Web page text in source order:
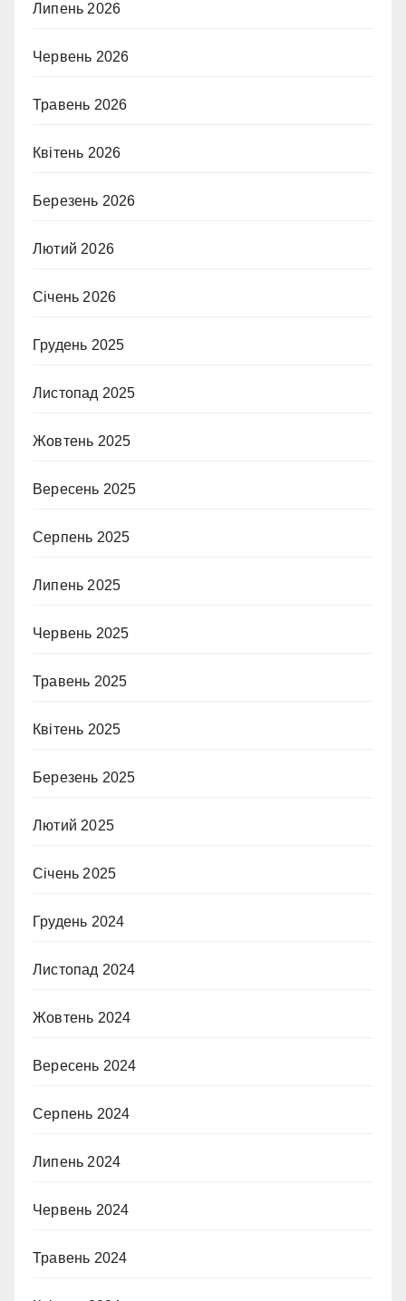
Липень 2026
Червень 2026
Травень 2026
Квітень 2026
Березень 2026
Лютий 2026
Січень 2026
Грудень 2025
Листопад 2025
Жовтень 2025
Вересень 2025
Серпень 2025
Липень 2025
Червень 2025
Травень 2025
Квітень 2025
Березень 2025
Лютий 2025
Січень 2025
Грудень 2024
Листопад 2024
Жовтень 2024
Вересень 2024
Серпень 2024
Липень 2024
Червень 2024
Травень 2024